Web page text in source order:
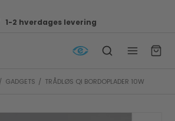
1-2 hverdages levering
/ GADGETS / TRÅDLØS QI BORDOPLADER 10W